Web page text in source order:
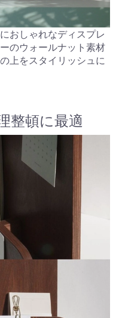
おしゃれなディスプレ
のウォールナット素材
上をスタイリッシュに
整頓に最適